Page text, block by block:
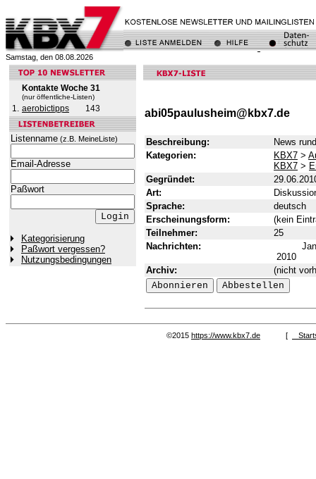
Samstag, den 08.08.2026
Kontakte Woche 31
(nur öffentliche-Listen)
1. aerobictipps 143
Listenname (z.B. MeineListe)
Email-Adresse
Paßwort
Kategorisierung
Paßwort vergessen?
Nutzungsbedingungen
abi05paulusheim@kbx7.de
Beschreibung:
News
Kategorien:
KBX7 >
KBX7 >
Gegründet:
Art:
Sprache:
deutsch
Erscheinungsform:
(kein
Teilnehmer:
25
Nachrichten:
2010
Archiv:
(nicht
©2015 https://www.kbx7.de [